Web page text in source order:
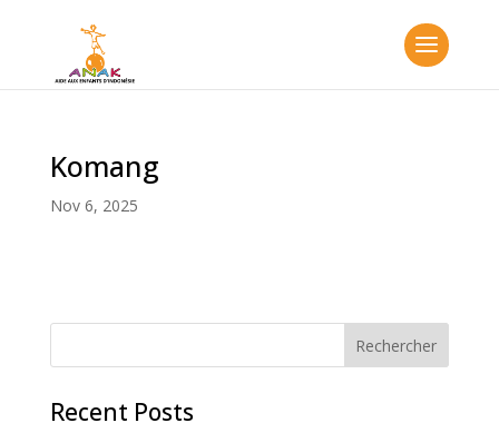
Komang
Nov 6, 2025
Rechercher
Recent Posts